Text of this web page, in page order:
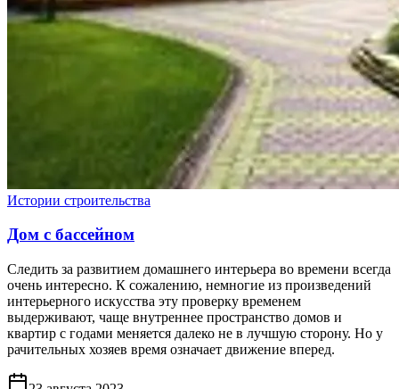
Истории строительства
Дом с бассейном
Следить за развитием домашнего интерьера во времени всегда
очень интересно. К сожалению, немногие из произведений
интерьерного искусства эту проверку временем
выдерживают, чаще внутреннее пространство домов и
квартир с годами меняется далеко не в лучшую сторону. Но у
рачительных хозяев время означает движение вперед.